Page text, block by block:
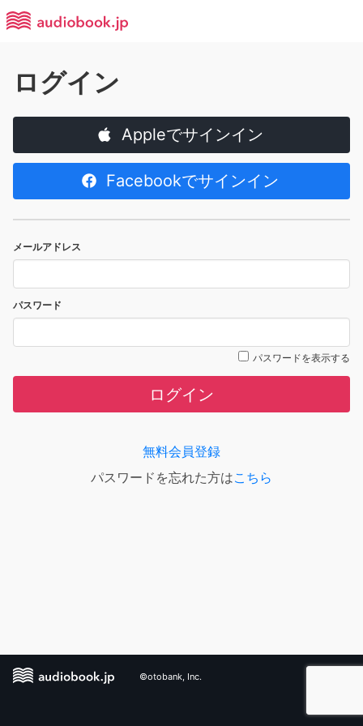
ログイン
Appleでサインイン
Facebookでサインイン
メールアドレス
パスワード
パスワードを表示する
ログイン
無料会員登録
パスワードを忘れた方はこちら
©otobank, Inc.